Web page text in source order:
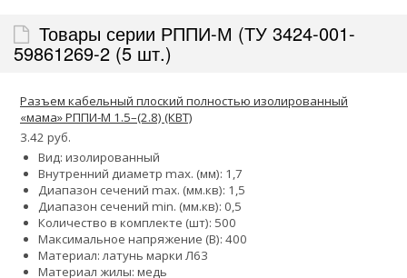
Товары серии РППИ-М (ТУ 3424-001-
59861269-2 (5 шт.)
Разъем кабельный плоский полностью изолированный
«мама» РППИ-М 1.5–(2.8) (КВТ)
3.42 руб.
Вид: изолированный
Внутренний диаметр max. (мм): 1,7
Диапазон сечений max. (мм.кв): 1,5
Диапазон сечений min. (мм.кв): 0,5
Количество в комплекте (шт): 500
Максимальное напряжение (В): 400
Материал: латунь марки Л63
Материал жилы: медь